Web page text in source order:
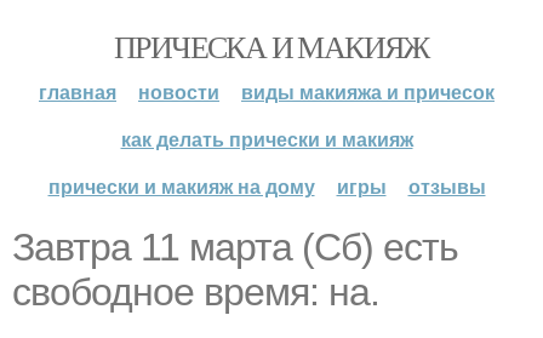
ПРИЧЕСКА И МАКИЯЖ
главная новости
виды макияжа и причесок
как делать прически и макияж
прически и макияж на дому
игры отзывы
Завтра 11 марта (Сб) есть
свободное время: на.